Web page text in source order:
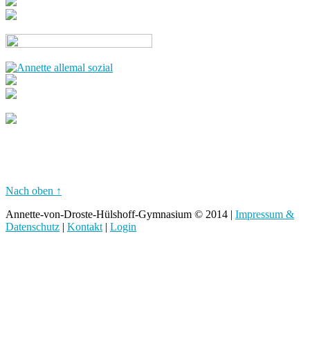
Nach oben ↑
Annette-von-Droste-Hülshoff-Gymnasium © 2014 | Impressum &
Datenschutz | Kontakt | Login